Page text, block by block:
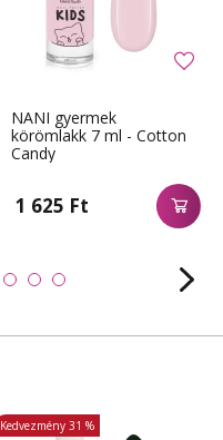
NANI gyermek
körömlakk 7 ml - Cotton
Candy
1 625 Ft
Kedvezmény 31 %